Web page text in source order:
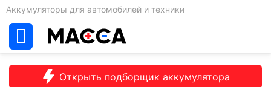
Аккумуляторы для автомобилей и техники
Открыть подборщик аккумулятора